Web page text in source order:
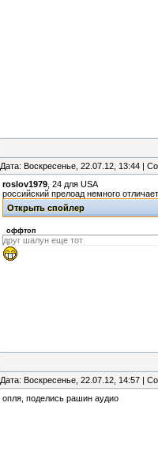
Дата: Воскресенье, 22.07.12, 13:44 |
roslov1979 , 24 для USA
российский прелоад немного
оффтоп
друг шалун еще тот
Дата: Воскресенье, 22.07.12, 14:57 |
опля, поделись рашин аудио